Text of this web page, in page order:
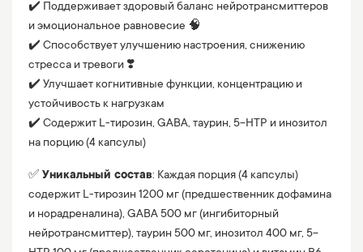
✔️ Поддерживает здоровый баланс нейротрансмиттеров
и эмоциональное равновесие 🧠
✔️ Способствует улучшению настроения, снижению
стресса и тревоги ❣️
✔️ Улучшает когнитивные функции, концентрацию и
устойчивость к нагрузкам
✔️ Содержит L-тирозин, GABA, таурин, 5-HTP и инозитол
на порцию (4 капсулы)
✅ Уникальный состав: Каждая порция (4 капсулы)
содержит L-тирозин 1200 мг (предшественник дофамина
и норадреналина), GABA 500 мг (ингибиторный
нейротрансмиттер), таурин 500 мг, инозитол 400 мг, 5-